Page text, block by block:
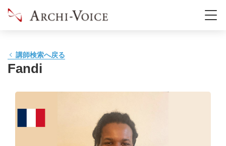
講師検索へ戻る
Fandi